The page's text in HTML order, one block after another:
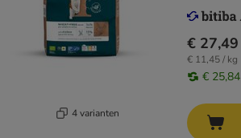
4 varianten
€ 27,49
€ 11,45 / kg
€ 25,84